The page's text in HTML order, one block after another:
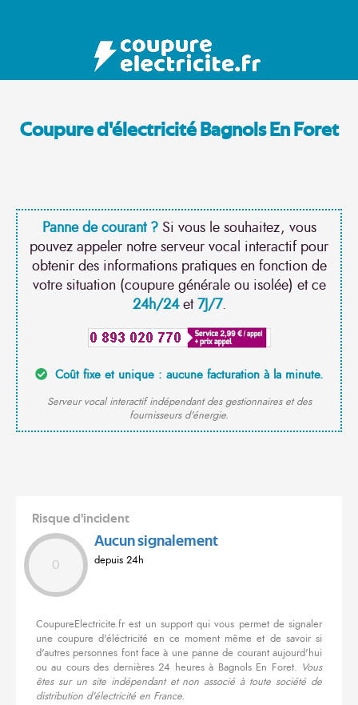
Coupure d'électricité Bagnols En Foret
Panne de courant ?Si vous le souhaitez, vous
pouvez appeler notre serveur vocal interactif pour
obtenir des informations pratiques en fonction de
votre situation (coupure générale ou isolée) et ce
24h/24et7J/7.
Coût fixe et unique : aucune facturation à la minute.
Serveur vocal interactif indépendant des gestionnaires et des
fournisseurs d'énergie.
Risque d'incident
0
Aucun signalement
depuis 24h
CoupureElectricite.fr est un support qui vous permet de signaler
une coupure d'éléctricité en ce moment même et de savoir si
d'autres personnes font face à une panne de courant aujourd'hui
ou au cours des dernières 24 heures à Bagnols En Foret. Vous
êtes sur un site indépendant et non associé à toute société de
distribution d'électricité en France.